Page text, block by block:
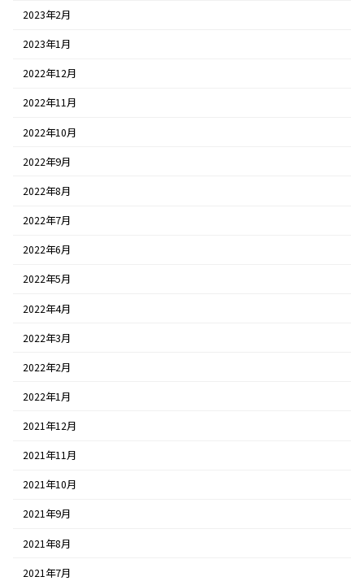
2023年2月
2023年1月
2022年12月
2022年11月
2022年10月
2022年9月
2022年8月
2022年7月
2022年6月
2022年5月
2022年4月
2022年3月
2022年2月
2022年1月
2021年12月
2021年11月
2021年10月
2021年9月
2021年8月
2021年7月